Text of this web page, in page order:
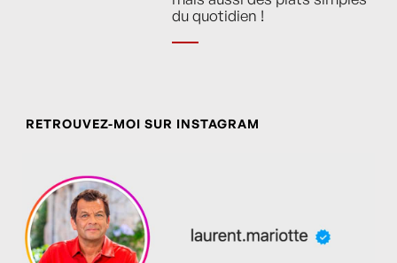
du quotidien !
RETROUVEZ-MOI SUR INSTAGRAM